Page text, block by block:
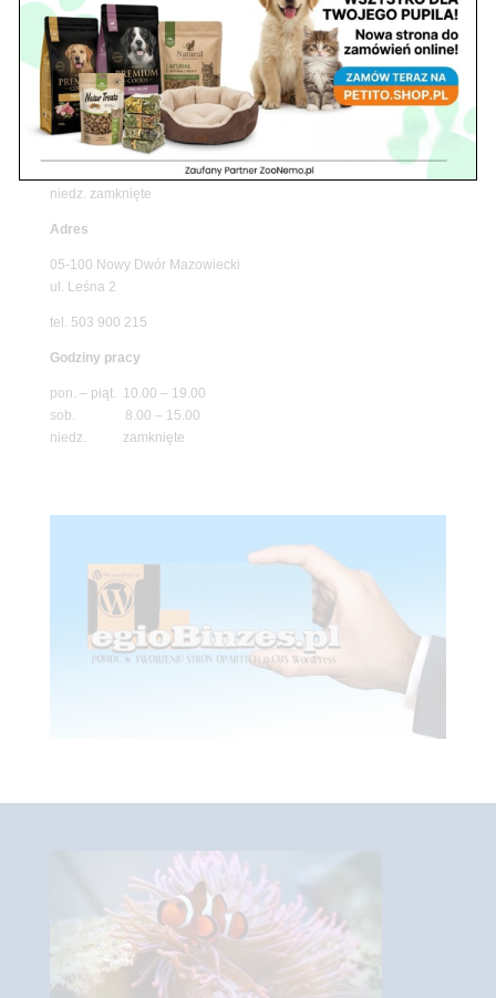
05-120 Legionowo
ul. Piłsudskiego 31,
pawilon 134
tel./fax. 22 784 71 96
Godziny pracy
pon. – piąt. 10.00 – 19.00
niedz. zamknięte
Adres
05-100 Nowy Dwór Mazowiecki
ul. Leśna 2
tel. 503 900 215
Godziny pracy
pon. – piąt. 10.00 – 19.00
sob. 8.00 – 15.00
niedz. zamknięte